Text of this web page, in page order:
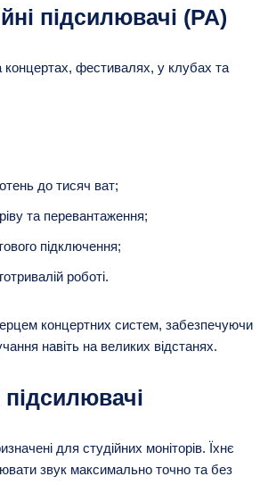
підсилювачі (PA)
фестивалях, у клубах та
до тисяч ват;
та перевантаження;
підключення;
роботі.
концертних систем, забезпечуючи
навіть на великих відстанях.
підсилювачі
для студійних моніторів. Їхнє
звук максимально точно та без